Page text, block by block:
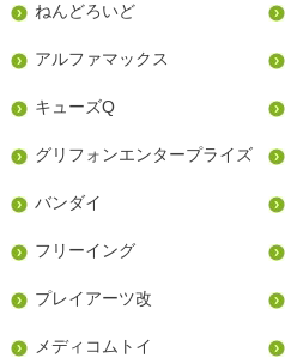
ねんどろいど
アルファマックス
キューズQ
グリフォンエンタープライズ
バンダイ
フリーイング
プレイアーツ改
メディコムトイ